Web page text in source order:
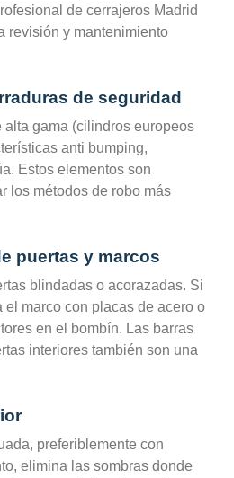
de cerrajeros Madrid
revisión y mantenimiento
de seguridad
alta gama (cilindros europeos
anti bumping,
Estos elementos son
los métodos de robo más
puertas y marcos
blindadas o acorazadas. Si
el marco con placas de acero o
en el bombín. Las barras
interiores también son una
preferiblemente con
elimina las sombras donde